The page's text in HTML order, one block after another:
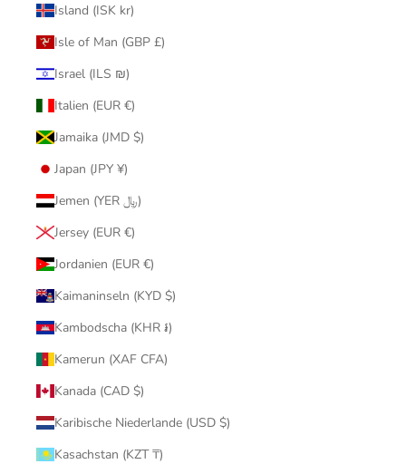
Island (ISK kr)
Isle of Man (GBP £)
Israel (ILS ₪)
Italien (EUR €)
Jamaika (JMD $)
Japan (JPY ¥)
Jemen (YER ﷼)
Jersey (EUR €)
Jordanien (EUR €)
Kaimaninseln (KYD $)
Kambodscha (KHR ៛)
Kamerun (XAF CFA)
Kanada (CAD $)
Karibische Niederlande (USD $)
Kasachstan (KZT ₸)